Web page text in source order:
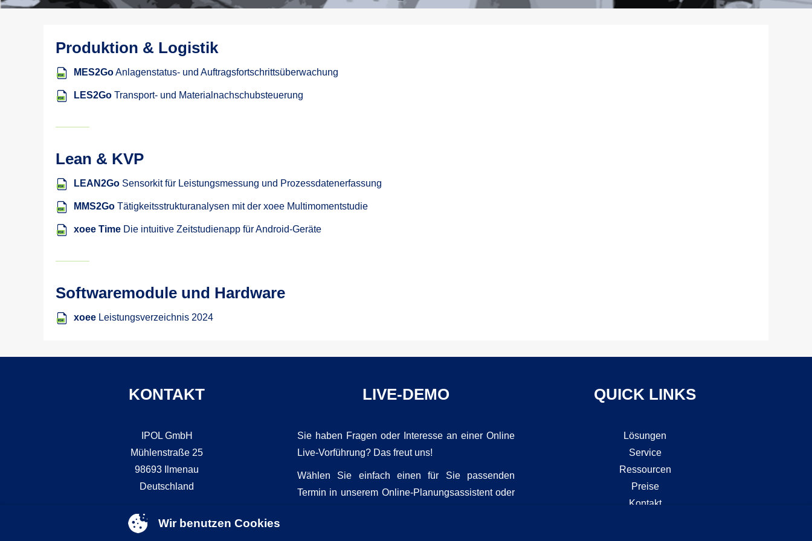
Produktion & Logistik
MES2GoAnlagenstatus- und Auftragsfortschrittsüberwachung
LES2Go Transport- und Materialnachschubsteuerung
Lean & KVP
LEAN2Go Sensorkit für Leistungsmessung und Prozessdatenerfassung
MMS2Go Tätigkeitsstrukturanalysen mit der xoee Multimomentstudie
xoee Time Die intuitive Zeitstudienapp für Android-Geräte
Softwaremodule und Hardware
xoee Leistungsverzeichnis 2024
KONTAKT
IPOL GmbH
Mühlenstraße 25
98693 Ilmenau
Deutschland
+49 (0) 3677 761 3535
LIVE-DEMO
Sie haben Fragen oder Interesse an einer Online
Live-Vorführung? Das freut uns!
Wählen Sie einfach einen für Sie passenden
Termin in unserem Online-Planungsassistent oder
QUICK LINKS
Lösungen
Service
Ressourcen
Preise
Kontakt
Wir benutzen Cookies